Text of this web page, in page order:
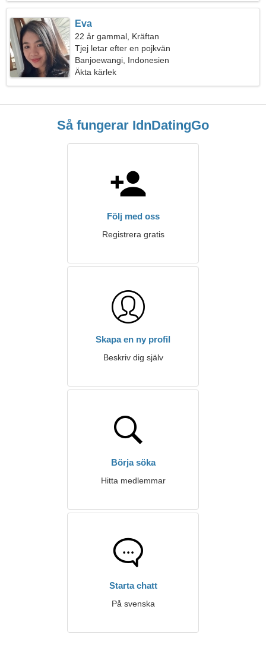
Eva
22 år gammal, Kräftan
Tjej letar efter en pojkvän
Banjoewangi, Indonesien
Äkta kärlek
Så fungerar IdnDatingGo
Följ med oss
Registrera gratis
Skapa en ny profil
Beskriv dig själv
Börja söka
Hitta medlemmar
Starta chatt
På svenska